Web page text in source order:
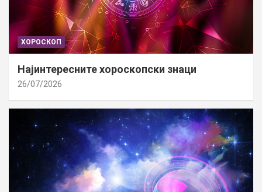
ХОРОСКОП
Најинтересните хороскопски знаци
26/07/2026